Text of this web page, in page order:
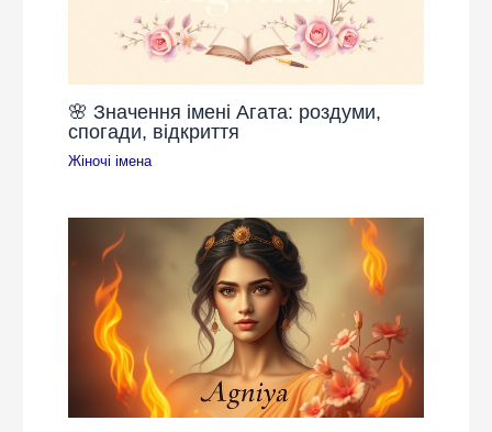
🌸 Значення імені Агата: роздуми,
спогади, відкриття
Жіночі імена